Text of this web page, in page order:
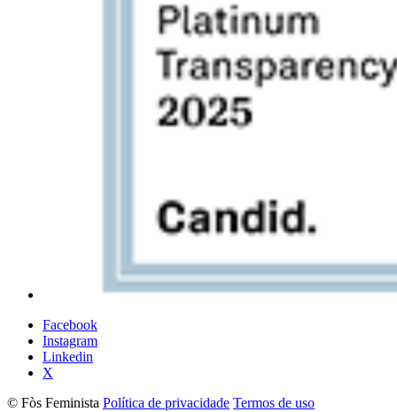
Facebook
Instagram
Linkedin
X
© Fòs Feminista Política de privacidade Termos de uso